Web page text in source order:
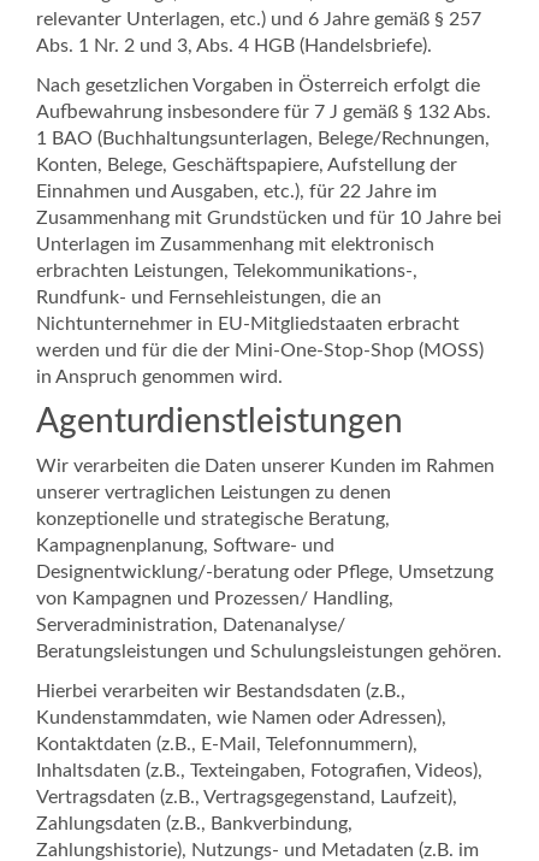
relevanter Unterlagen, etc.) und 6 Jahre gemäß § 257
Abs. 1 Nr. 2 und 3, Abs. 4 HGB (Handelsbriefe).
Nach gesetzlichen Vorgaben in Österreich erfolgt die
Aufbewahrung insbesondere für 7 J gemäß § 132 Abs.
1 BAO (Buchhaltungsunterlagen, Belege/Rechnungen,
Konten, Belege, Geschäftspapiere, Aufstellung der
Einnahmen und Ausgaben, etc.), für 22 Jahre im
Zusammenhang mit Grundstücken und für 10 Jahre bei
Unterlagen im Zusammenhang mit elektronisch
erbrachten Leistungen, Telekommunikations-,
Rundfunk- und Fernsehleistungen, die an
Nichtunternehmer in EU-Mitgliedstaaten erbracht
werden und für die der Mini-One-Stop-Shop (MOSS)
in Anspruch genommen wird.
Agenturdienstleistungen
Wir verarbeiten die Daten unserer Kunden im Rahmen
unserer vertraglichen Leistungen zu denen
konzeptionelle und strategische Beratung,
Kampagnenplanung, Software- und
Designentwicklung/-beratung oder Pflege, Umsetzung
von Kampagnen und Prozessen/ Handling,
Serveradministration, Datenanalyse/
Beratungsleistungen und Schulungsleistungen gehören.
Hierbei verarbeiten wir Bestandsdaten (z.B.,
Kundenstammdaten, wie Namen oder Adressen),
Kontaktdaten (z.B., E-Mail, Telefonnummern),
Inhaltsdaten (z.B., Texteingaben, Fotografien, Videos),
Vertragsdaten (z.B., Vertragsgegenstand, Laufzeit),
Zahlungsdaten (z.B., Bankverbindung,
Zahlungshistorie), Nutzungs- und Metadaten (z.B. im